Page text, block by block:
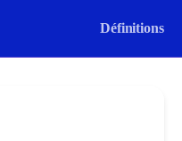
Définitions